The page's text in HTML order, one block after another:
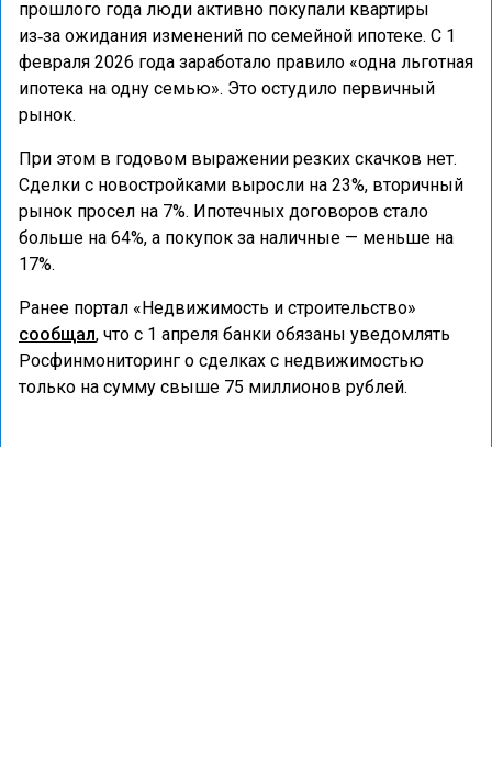
прошлого года люди активно покупали квартиры
из‑за ожидания изменений по семейной ипотеке. С 1
февраля 2026 года заработало правило «одна льготная
ипотека на одну семью». Это остудило первичный
рынок.
При этом в годовом выражении резких скачков нет.
Сделки с новостройками выросли на 23%, вторичный
рынок просел на 7%. Ипотечных договоров стало
больше на 64%, а покупок за наличные — меньше на
17%.
Ранее портал «Недвижимость и строительство»
сообщал, что с 1 апреля банки обязаны уведомлять
Росфинмониторинг о сделках с недвижимостью
только на сумму свыше 75 миллионов рублей.